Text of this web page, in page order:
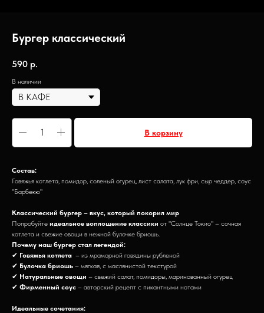
Бургер классический
590 р.
В наличии
В корзину
Состав:
Говяжья котлета, помидор, соленый огурец, лист салата, лук фри, сыр чеддер, соус
"Барбекю"
Классический бургер – вкус, который покорил мир
Попробуйте идеальное воплощение классики от "Солнце Токио" – сочная
котлета и свежие овощи в нежной булочке бриошь.
Почему наш бургер стал легендой:
✔ Говяжья котлета – из мраморной говядины рубленой
✔ Булочка бриошь – мягкая, с маслянистой текстурой
✔ Натуральные овощи – свежий салат, помидоры, маринованный огурец
✔ Фирменный соус – авторский рецепт с пикантными нотами
Идеальные сочетания: